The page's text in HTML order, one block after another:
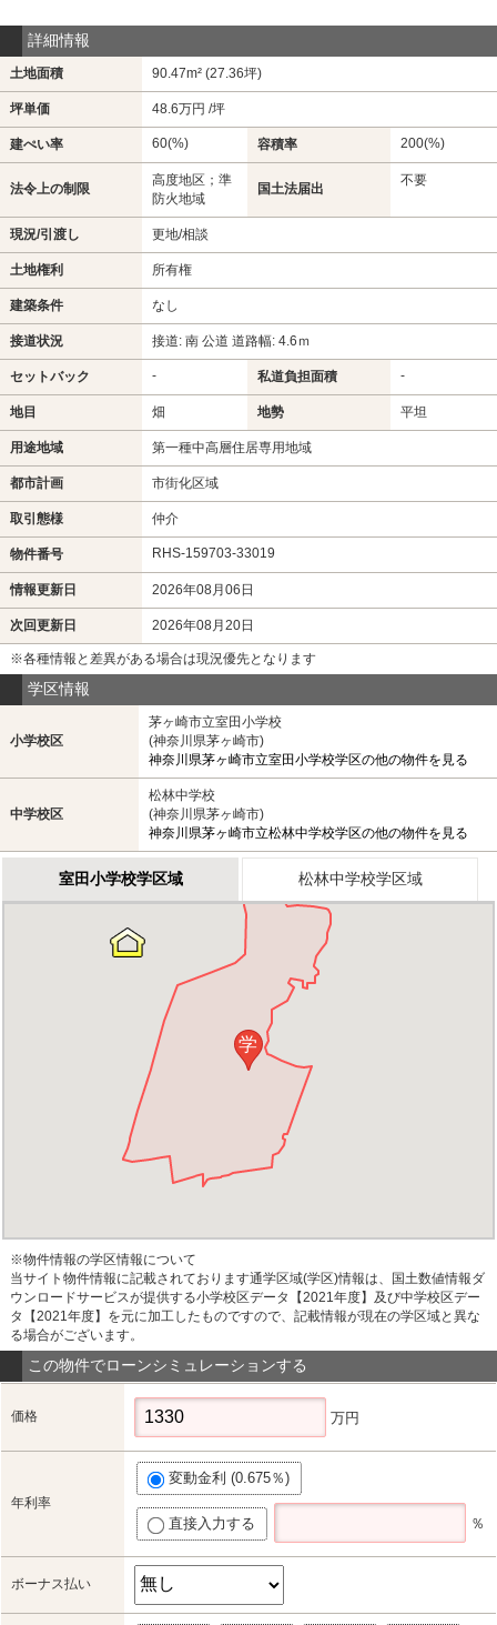
詳細情報
土地面積 90.47m² (27.36坪)
坪単価 48.6万円 /坪
建ぺい率 60(%) 容積率 200(%)
法令上の制限
高度地区；準
防火地域
国土法届出
不要
現況/引渡し 更地/相談
土地権利 所有権
建築条件 なし
接道状況 接道: 南 公道 道路幅: 4.6ｍ
セットバック - 私道負担面積 -
地目 畑 地勢 平坦
用途地域 第一種中高層住居専用地域
都市計画 市街化区域
取引態様 仲介
物件番号 RHS-159703-33019
情報更新日 2026年08月06日
次回更新日 2026年08月20日
※各種情報と差異がある場合は現況優先となります
学区情報
小学校区
茅ヶ崎市立室田小学校
(神奈川県茅ヶ崎市)
神奈川県茅ヶ崎市立室田小学校学区の他の物件を見る
中学校区
松林中学校
(神奈川県茅ヶ崎市)
神奈川県茅ヶ崎市立松林中学校学区の他の物件を見る
室田小学校学区域 松林中学校学区域
学
※物件情報の学区情報について
当サイト物件情報に記載されております通学区域(学区)情報は、国土数値情報ダ
ウンロードサービスが提供する小学校区データ【2021年度】及び中学校区デー
タ【2021年度】を元に加工したものですので、記載情報が現在の学区域と異な
る場合がございます。
この物件でローンシミュレーションする
価格 万円
年利率
変動金利 (0.675％)
直接入力する ％
ボーナス払い